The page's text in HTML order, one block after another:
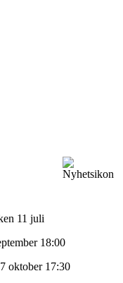
11 juli
18:00
oktober 17:30